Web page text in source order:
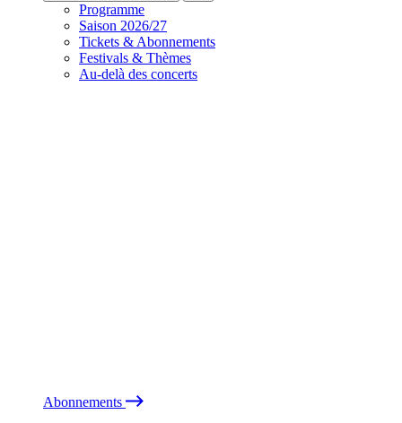
Programme
Saison 2026/27
Tickets & Abonnements
Festivals & Thèmes
Au-delà des concerts
Abonnements